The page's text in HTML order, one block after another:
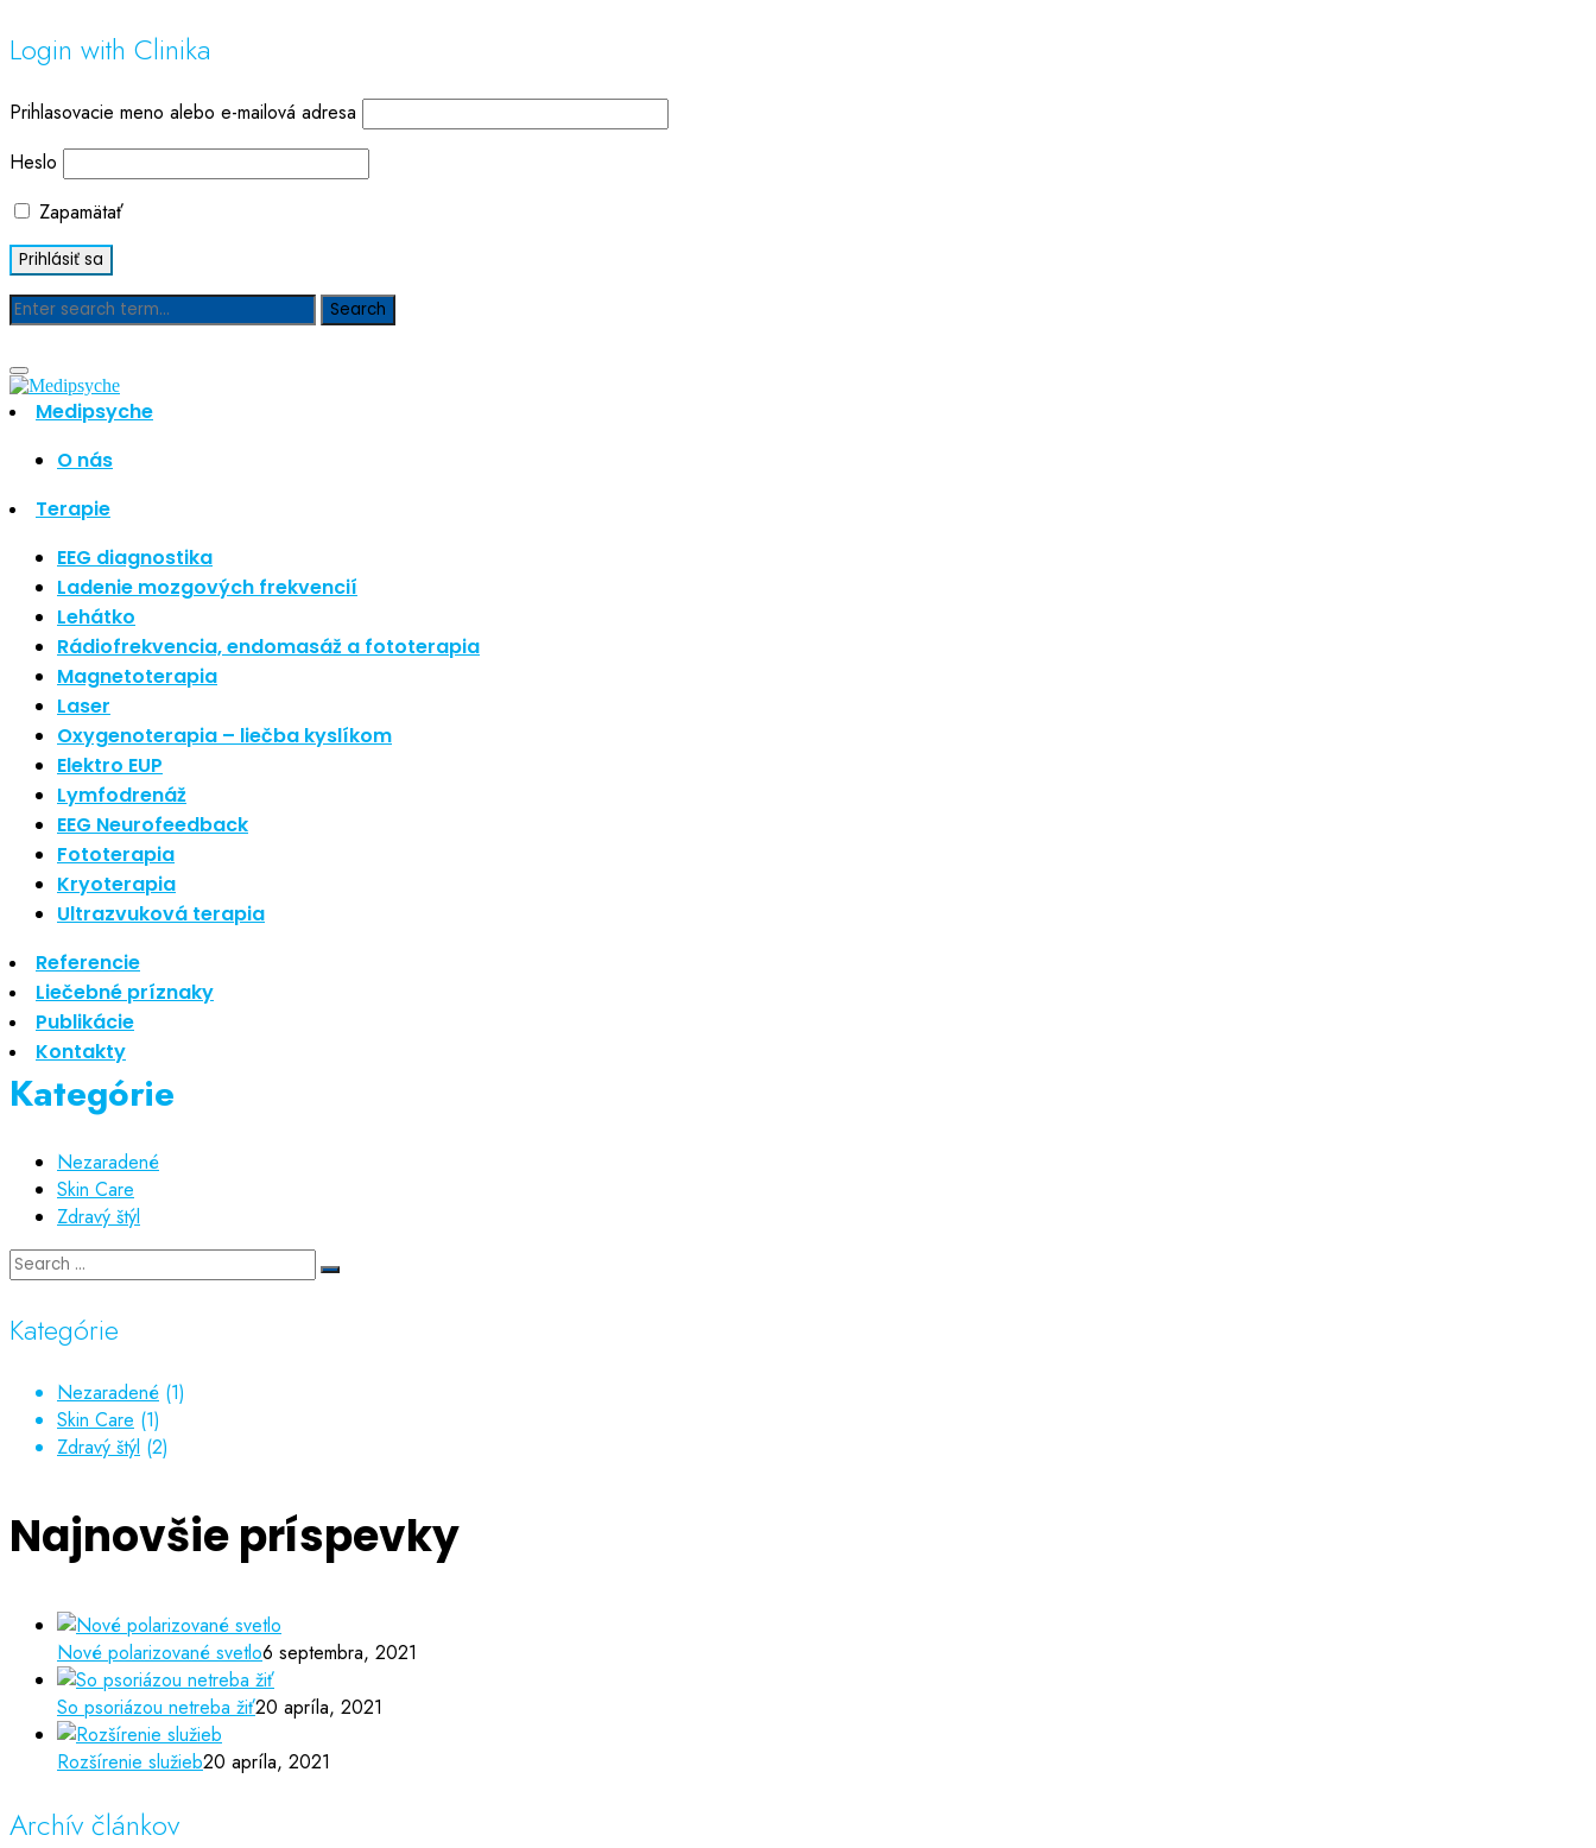
Login with Clinika
Prihlasovacie meno alebo e-mailová adresa
Heslo
Zapamätať
Medipsyche
O nás
Terapie
EEG diagnostika
Ladenie mozgových frekvencií
Lehátko
Rádiofrekvencia, endomasáž a fototerapia
Magnetoterapia
Laser
Oxygenoterapia – liečba kyslíkom
Elektro EUP
Lymfodrenáž
EEG Neurofeedback
Fototerapia
Kryoterapia
Ultrazvuková terapia
Referencie
Liečebné príznaky
Publikácie
Kontakty
Blog
Hľadať
Najnovšie články
Nové polarizované svetlo
So psoriázou netreba žiť
Rozšírenie služieb
Hudba a vývoj mozgu
Najnovšie komentáre
Žiadne komentáre na zobrazenie.
Archív
september 2021
apríl 2021
august 2020
Kategórie
Nezaradené
Skin Care
Zdravý štýl
Kategórie
Nezaradené (1)
Skin Care (1)
Zdravý štýl (2)
Najnovšie príspevky
Nové polarizované svetlo6 septembra, 2021
So psoriázou netreba žiť20 apríla, 2021
Rozšírenie služieb20 apríla, 2021
Archív článkov